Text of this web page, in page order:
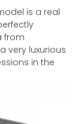
is a real
from
very luxurious
in the